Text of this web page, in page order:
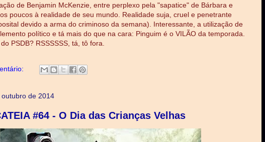
de Benjamin McKenzie, entre perplexo pela "sapatice" de Bárbara e
poucos à realidade de seu mundo. Realidade suja, cruel e penetrante
devido a arma do criminoso da semana). Interessante, a utilização de
político e tá mais do que na cara: Pinguim é o VILÃO da temporada.
PSDB? RSSSSSS, tá, tô fora.
de 2014
#64 - O Dia das Crianças Velhas